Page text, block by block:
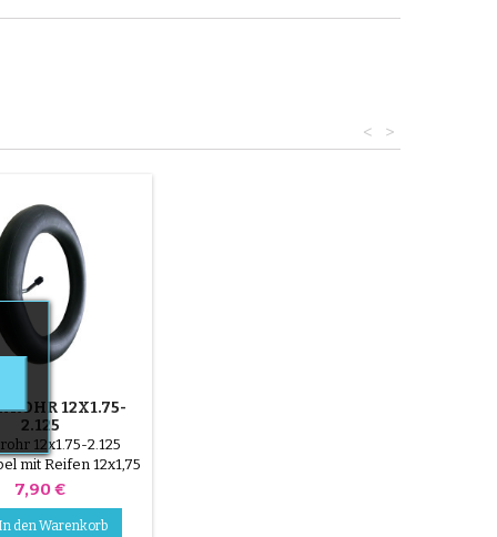
>
<
12X1.75-
2.125
12x1.75-2.125
mit Reifen 12x1,75
12x1 / 2x21 / 4
/ 2x1,75x21 / 4
Preis
7,90 €
In den Warenkorb